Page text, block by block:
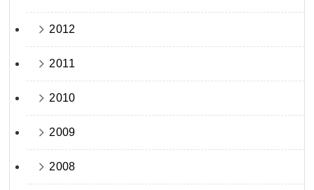
2012
2011
2010
2009
2008